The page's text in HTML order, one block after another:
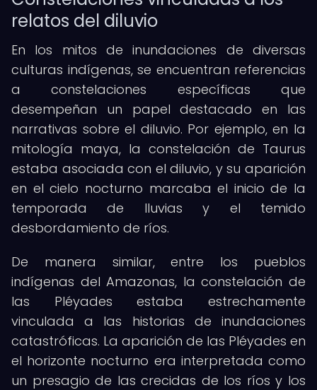
relatos del diluvio
En los mitos de inundaciones de diversas
culturas indígenas, se encuentran referencias
a constelaciones específicas que
desempeñan un papel destacado en las
narrativas sobre el diluvio. Por ejemplo, en la
mitología maya, la constelación de Taurus
estaba asociada con el diluvio, y su aparición
en el cielo nocturno marcaba el inicio de la
temporada de lluvias y el temido
desbordamiento de ríos.
De manera similar, entre los pueblos
indígenas del Amazonas, la constelación de
las Pléyades estaba estrechamente
vinculada a las historias de inundaciones
catastróficas. La aparición de las Pléyades en
el horizonte nocturno era interpretada como
un presagio de las crecidas de los ríos y los